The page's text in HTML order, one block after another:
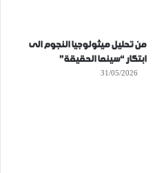
من تحليل ميثولوجيا النجوم الى
ابتكار “سينما الحقيقة”
31/05/2026